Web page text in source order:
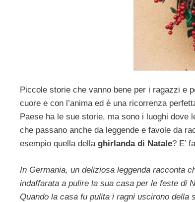
Piccole storie che vanno bene per i ragazzi e
cuore e con l’anima ed è una ricorrenza
Paese ha le sue storie, ma sono i luoghi dove
che passano anche da leggende e favole da
esempio quella della ghirlanda di Natale? E’
In Germania, un deliziosa leggenda racconta
indaffarata a pulire la sua casa per le feste di
Quando la casa fu pulita i ragni uscirono